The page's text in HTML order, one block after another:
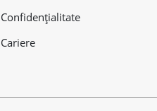
Confidențialitate
Cariere